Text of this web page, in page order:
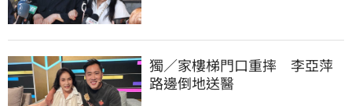
獨／家樓梯門口重摔　李亞萍
路邊倒地送醫